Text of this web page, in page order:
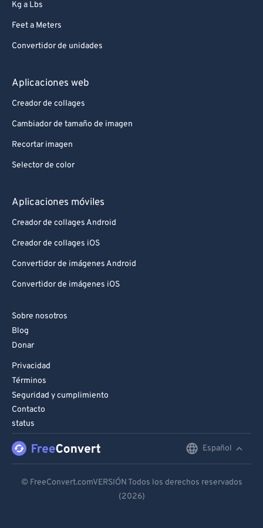
Kg a Lbs
Feet a Meters
Convertidor de unidades
Aplicaciones web
Creador de collages
Cambiador de tamaño de imagen
Recortar imagen
Selector de color
Aplicaciones móviles
Creador de collages Android
Creador de collages iOS
Convertidor de imágenes Android
Convertidor de imágenes iOS
Sobre nosotros
Blog
Donar
Privacidad
Términos
Seguridad y cumplimiento
Contacto
status
Español
Español
© FreeConvert.comVERSIÓN Todos los derechos reservados
(2026)